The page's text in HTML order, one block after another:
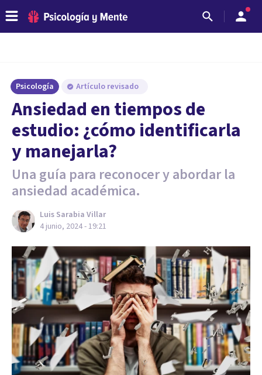
Psicología Artículo revisado
Ansiedad en tiempos de
estudio: ¿cómo identificarla
y manejarla?
Una guía para reconocer y abordar la
ansiedad académica.
Luis Sarabia Villar
4 junio, 2024 - 19:21